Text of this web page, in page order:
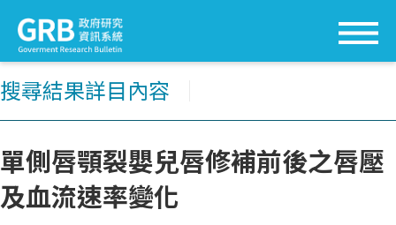
搜尋結果詳目內容
單側唇顎裂嬰兒唇修補前後之唇壓
及血流速率變化